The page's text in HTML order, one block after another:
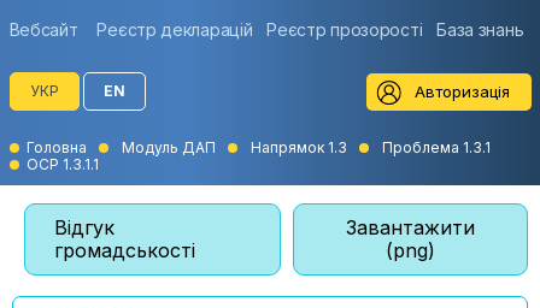
Вебсайт Реєстр декларацій Реєстр прозорості База знань
УКР EN Авторизація
Головна Модуль ДАП Напрямок 1.3
Проблема 1.3.1
ОСР 1.3.1.1
Відгук
громадськості
Завантажити
(png)